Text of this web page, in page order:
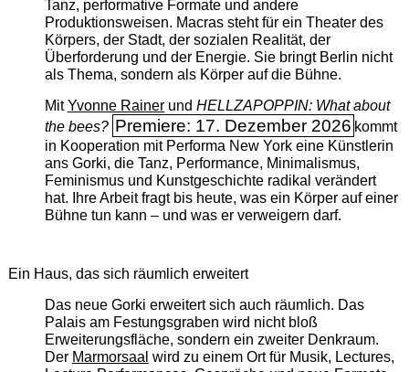
Tanz, performative Formate und andere
Produktionsweisen. Macras steht für ein Theater des
Körpers, der Stadt, der sozialen Realität, der
Überforderung und der Energie. Sie bringt Berlin nicht
als Thema, sondern als Körper auf die Bühne.
MitYvonne Rainerund HELLZAPOPPIN: What about
the bees? Premiere: 17. Dezember 2026 kommt
in Kooperation mit Performa New York eine Künstlerin
ans Gorki, die Tanz, Performance, Minimalismus,
Feminismus und Kunstgeschichte radikal verändert
hat. Ihre Arbeit fragt bis heute, was ein Körper auf einer
Bühne tun kann – und was er verweigern darf.
Ein Haus, das sich räumlich erweitert
Das neue Gorki erweitert sich auch räumlich. Das
Palais am Festungsgraben wird nicht bloß
Erweiterungsfläche, sondern ein zweiter Denkraum.
Der Marmorsaal wird zu einem Ort für Musik, Lectures,